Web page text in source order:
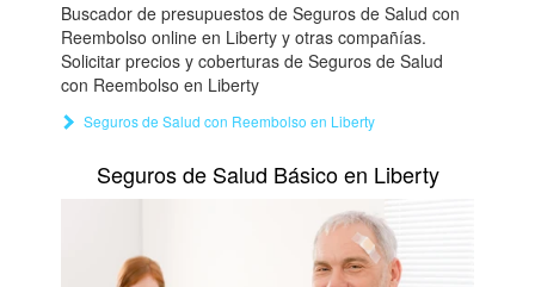
Buscador de presupuestos de Seguros de Salud con
Reembolso online en Liberty y otras compañías.
Solicitar precios y coberturas de Seguros de Salud
con Reembolso en Liberty
Seguros de Salud con Reembolso en Liberty
Seguros de Salud Básico en Liberty